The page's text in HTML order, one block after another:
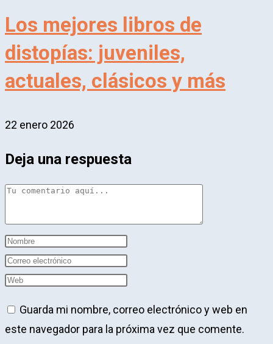
Los mejores libros de
distopías: juveniles,
actuales, clásicos y más
22 enero 2026
Deja una respuesta
Comentario
Introduce
tu
nombre
nombre
de
Introduce
tu
de
correo
Introduce
URL
de
Guarda mi nombre, correo electrónico y web en
este navegador para la próxima vez que comente.